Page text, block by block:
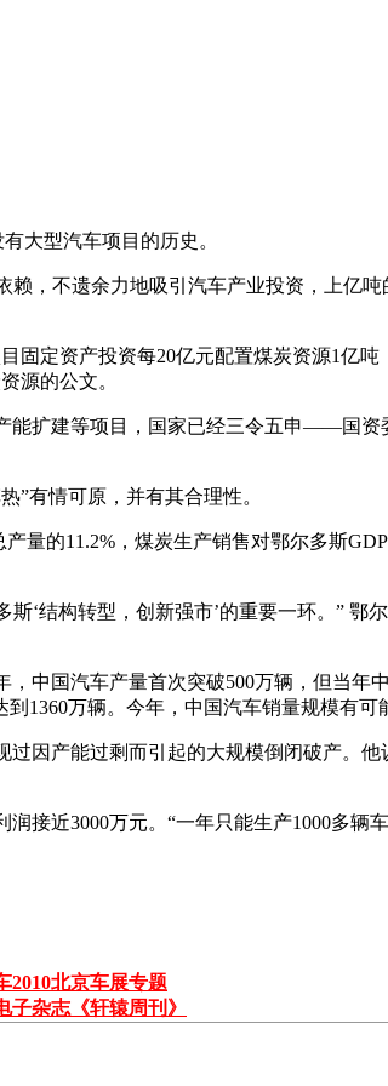
大型汽车项目的历史。
，不遗余力地吸引汽车产业投资，上亿
定资产投资每20亿元配置煤炭资源1亿
源的公文。
扩建等项目，国家已经三令五申——国
”有情可原，并有其合理性。
量的11.2%，煤炭生产销售对鄂尔多斯
‘结构转型，创新强市’的重要一环。” 鄂
中国汽车产量首次突破500万辆，但当年
1360万辆。今年，中国汽车销量规模有可
因产能过剩而引起的大规模倒闭破产。
接近3000万元。“一年只能生产1000多辆
2010北京车展专题
杂志《轩辕周刊》